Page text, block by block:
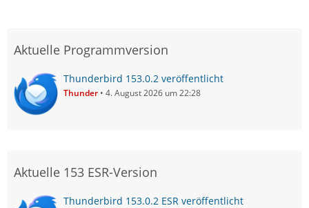
Aktuelle Programmversion
Thunderbird 153.0.2 veröffentlicht
Thunder 4. August 2026 um 22:28
Aktuelle 153 ESR-Version
Thunderbird 153.0.2 ESR veröffentlicht